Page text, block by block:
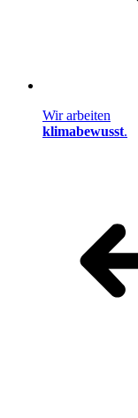
Wir arbeiten
klimabewusst.